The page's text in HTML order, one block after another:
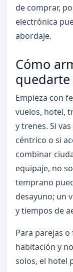
de comprar,
electrónica
abordaje.
Cómo
Empieza con
vuelos, hotel,
y trenes. Si
céntrico o si
combinar
equipaje, no
temprano
desayuno; un
y tiempos de
Para parejas
habitación y
solos, el hotel